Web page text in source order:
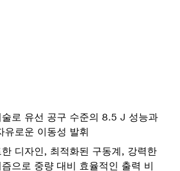
로 유선 공구 수준의 8.5 J 성능과
유로운 이동성 발휘
디자인, 최적화된 구동계, 강력한
으로 중량 대비 효율적인 출력 비